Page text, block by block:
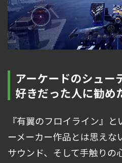
アーケードのシュー
好きだった人に勧め
『有翼のフロイライン』
ーメーカー作品とは思えな
サウンド、そして手触りの